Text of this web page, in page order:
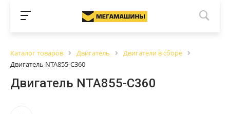
Каталог товаров Двигатель
Двигатели в сборе
Двигатель NTA855-C360
Двигатель NTA855-C360